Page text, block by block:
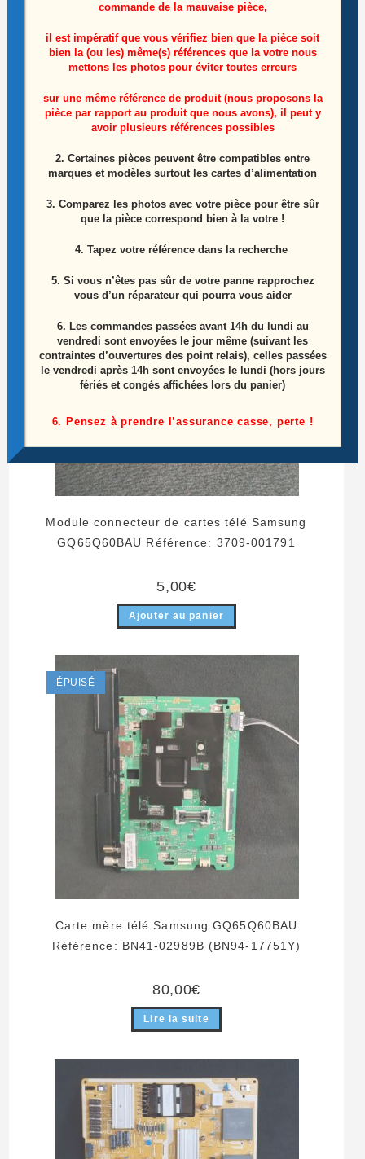
Cordon de connexion des barres LEDS télé
Ajouter au panier
Module connecteur de cartes télé Samsung
GQ65Q60BAU Référence: 3709-001791
5,00€
Ajouter au panier
ÉPUISÉ
Carte mère télé Samsung GQ65Q60BAU
Référence: BN41-02989B (BN94-17751Y)
80,00€
Lire la suite
commande de la mauvaise pièce,
il est impératif que vous vérifiez bien que la pièce soit
bien la (ou les) même(s) références que la votre nous
mettons les photos pour éviter toutes erreurs
sur une même référence de produit (nous proposons la
pièce par rapport au produit que nous avons), il peut y
avoir plusieurs références possibles
2. Certaines pièces peuvent être compatibles entre
marques et modèles surtout les cartes d’alimentation
3. Comparez les photos avec votre pièce pour être sûr
que la pièce correspond bien à la votre !
4. Tapez votre référence dans la recherche
5. Si vous n’êtes pas sûr de votre panne rapprochez
vous d’un réparateur qui pourra vous aider
6. Les commandes passées avant 14h du lundi au
vendredi sont envoyées le jour même (suivant les
contraintes d’ouvertures des point relais), celles passées
le vendredi après 14h sont envoyées le lundi (hors jours
fériés et congés affichées lors du panier)
6. Pensez à prendre l’assurance casse, perte !